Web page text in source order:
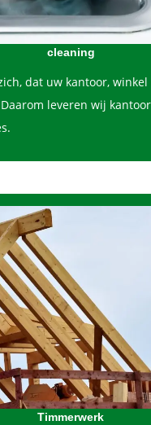
cleaning
dat uw kantoor,
leveren wij
Timmerwerk